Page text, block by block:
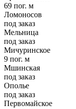
69 пог. м
Ломоносов
под заказ
Мельница
под заказ
Мичуринское
9 пог. м
Мшинская
под заказ
Ополье
под заказ
Первомайское